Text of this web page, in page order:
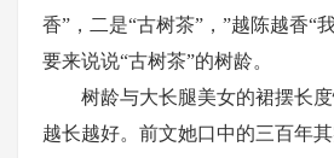
香”，二是“古树茶”，”越陈越香“
要来说说“古树茶”的树龄。
树龄与大长腿美女的裙摆长
越长越好。前文她口中的三百年